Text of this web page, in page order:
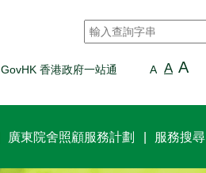
搜尋 *
GovHK 香港政府一站通 A A A
廣東院舍照顧服務計劃 服務搜尋